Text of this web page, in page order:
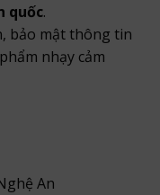
quốc.
bảo mật thông tin
nhạy cảm
An